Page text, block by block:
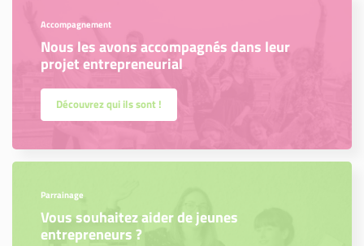
Accompagnement
Nous les avons accompagnés dans leur
projet entrepreneurial
Découvrez qui ils sont !
Parrainage
Vous souhaitez aider de jeunes
entrepreneurs ?